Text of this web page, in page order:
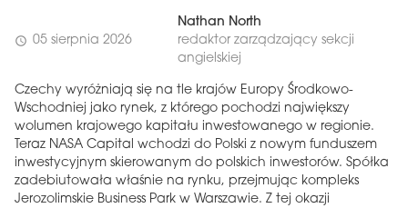
schedule 05 sierpnia 2026
Nathan North
redaktor zarządzający sekcji
angielskiej
Czechy wyróżniają się na tle krajów Europy Środkowo-
Wschodniej jako rynek, z którego pochodzi największy
wolumen krajowego kapitału inwestowanego w regionie.
Teraz NASA Capital wchodzi do Polski z nowym funduszem
inwestycyjnym skierowanym do polskich inwestorów. Spółka
zadebiutowała właśnie na rynku, przejmując kompleks
Jerozolimskie Business Park w Warszawie. Z tej okazji